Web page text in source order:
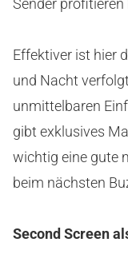
Sender
Effektiver ist hier
und Nacht
unmittelbaren
gibt exklusives
wichtig eine gute
beim nächsten
Second Screen